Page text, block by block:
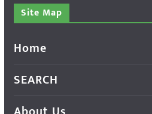
Site Map
Home
SEARCH